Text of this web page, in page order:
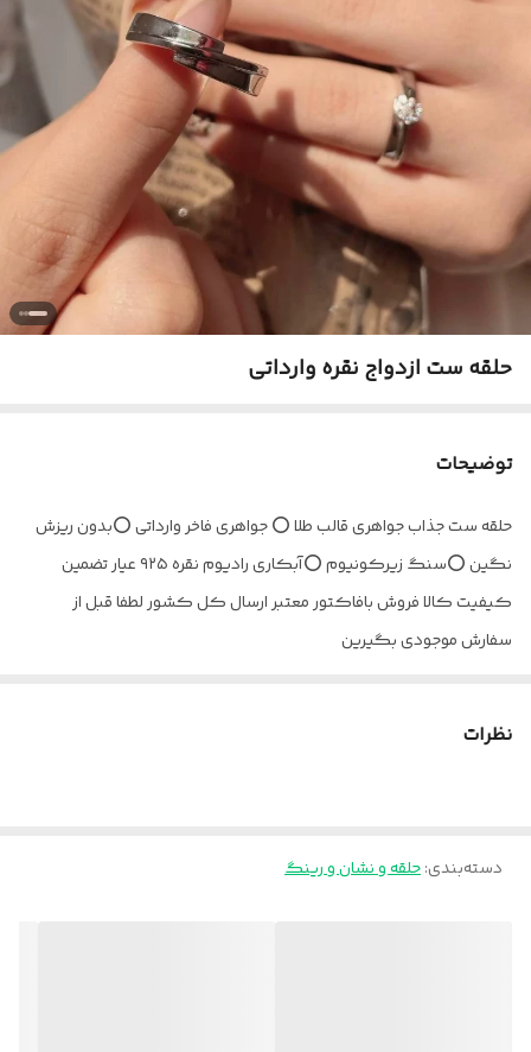
حلقه ست ازدواج نقره وارداتی
توضیحات
حلقه ست جذاب جواهری قالب طلا ⭕️ جواهری فاخر وارداتی ⭕️بدون ریزش
نگین ⭕️سنگ زیرکونیوم ⭕️آبکاری رادیوم نقره ۹۲۵ عیار تضمین
کیفیت کالا فروش بافاکتور معتبر ارسال کل کشور لطفا قبل از
سفارش موجودی بگیرین
نظرات
دسته‌بندی:حلقه و نشان و رینگ